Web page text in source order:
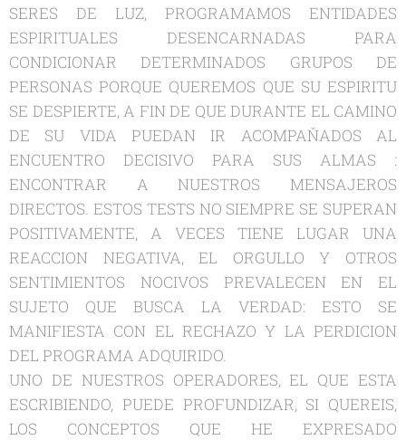
SERES DE LUZ, PROGRAMAMOS ENTIDADES
ESPIRITUALES DESENCARNADAS PARA
CONDICIONAR DETERMINADOS GRUPOS DE
PERSONAS PORQUE QUEREMOS QUE SU ESPIRITU
SE DESPIERTE, A FIN DE QUE DURANTE EL CAMINO
DE SU VIDA PUEDAN IR ACOMPAŇADOS AL
ENCUENTRO DECISIVO PARA SUS ALMAS :
ENCONTRAR A NUESTROS MENSAJEROS
DIRECTOS. ESTOS TESTS NO SIEMPRE SE SUPERAN
POSITIVAMENTE, A VECES TIENE LUGAR UNA
REACCION NEGATIVA, EL ORGULLO Y OTROS
SENTIMIENTOS NOCIVOS PREVALECEN EN EL
SUJETO QUE BUSCA LA VERDAD: ESTO SE
MANIFIESTA CON EL RECHAZO Y LA PERDICION
DEL PROGRAMA ADQUIRIDO.
UNO DE NUESTROS OPERADORES, EL QUE ESTA
ESCRIBIENDO, PUEDE PROFUNDIZAR, SI QUEREIS,
LOS CONCEPTOS QUE HE EXPRESADO